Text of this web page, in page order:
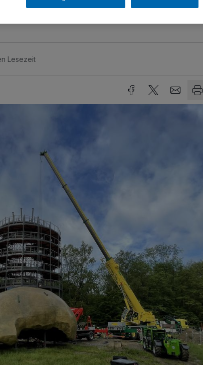
sechs Tonnen.
Lesezeit